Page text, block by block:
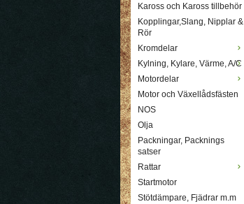
Kaross och Kaross tillbehör
Kopplingar,Slang, Nipplar &
Rör
Kromdelar
Kylning, Kylare, Värme, A/C
Motordelar
Motor och Växellådsfästen
NOS
Olja
Packningar, Packnings
satser
Rattar
Startmotor
Stötdämpare, Fjädrar m.m